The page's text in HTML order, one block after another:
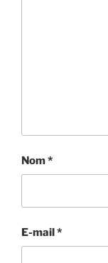
Nom*
E-mail*